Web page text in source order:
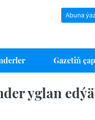
Abuna
Gazetiň
yglan